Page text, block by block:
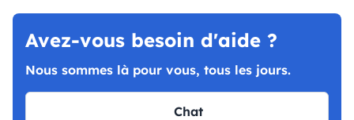
Avez-vous besoin d'aide ?
Nous sommes là pour vous, tous les jours.
Chat